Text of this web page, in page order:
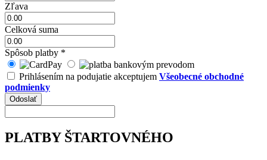
Zľava
Celková suma
Spôsob platby *
Prihlásením na podujatie akceptujem Všeobecné obchodné
podmienky
PLATBY ŠTARTOVNÉHO